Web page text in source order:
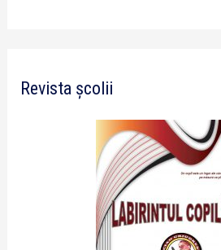
Revista școlii